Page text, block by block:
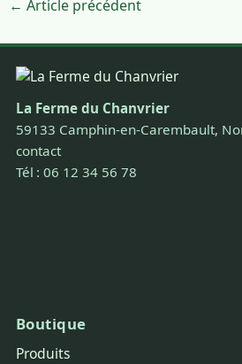
← Article précédent
La Ferme du Chanvrier
59133 Camphin-en-Carembault,
contact
Tél : 06 12 34 56 78
Boutique
Produits